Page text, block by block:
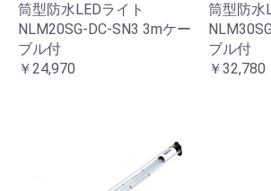
筒型防水LEDライト
NLM20SG-DC-SN3 3mケー
ブル付
￥24,970
筒型防水
ブル付
￥32,780